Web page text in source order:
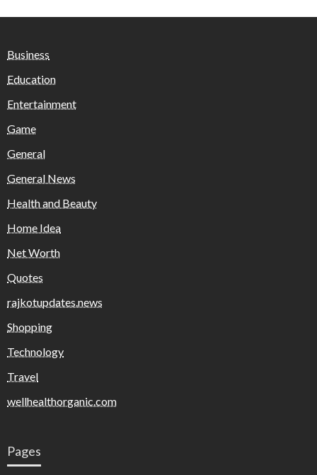
Business
Education
Entertainment
Game
General
General News
Health and Beauty
Home Idea
Net Worth
Quotes
rajkotupdates.news
Shopping
Technology
Travel
wellhealthorganic.com
Pages